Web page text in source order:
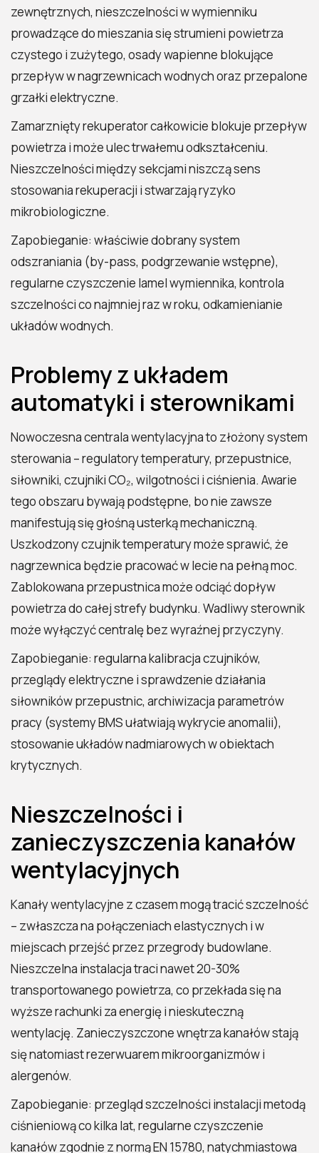
zewnętrznych, nieszczelności w wymienniku
prowadzące do mieszania się strumieni powietrza
czystego i zużytego, osady wapienne blokujące
przepływ w nagrzewnicach wodnych oraz przepalone
grzałki elektryczne.
Zamarznięty rekuperator całkowicie blokuje przepływ
powietrza i może ulec trwałemu odkształceniu.
Nieszczelności między sekcjami niszczą sens
stosowania rekuperacji i stwarzają ryzyko
mikrobiologiczne.
Zapobieganie: właściwie dobrany system
odszraniania (by-pass, podgrzewanie wstępne),
regularne czyszczenie lamel wymiennika, kontrola
szczelności co najmniej raz w roku, odkamienianie
układów wodnych.
Problemy z układem
automatyki i sterownikami
Nowoczesna centrala wentylacyjna to złożony system
sterowania – regulatory temperatury, przepustnice,
siłowniki, czujniki CO₂, wilgotności i ciśnienia. Awarie
tego obszaru bywają podstępne, bo nie zawsze
manifestują się głośną usterką mechaniczną.
Uszkodzony czujnik temperatury może sprawić, że
nagrzewnica będzie pracować w lecie na pełną moc.
Zablokowana przepustnica może odciąć dopływ
powietrza do całej strefy budynku. Wadliwy sterownik
może wyłączyć centralę bez wyraźnej przyczyny.
Zapobieganie: regularna kalibracja czujników,
przeglądy elektryczne i sprawdzenie działania
siłowników przepustnic, archiwizacja parametrów
pracy (systemy BMS ułatwiają wykrycie anomalii),
stosowanie układów nadmiarowych w obiektach
krytycznych.
Nieszczelności i
zanieczyszczenia kanałów
wentylacyjnych
Kanały wentylacyjne z czasem mogą tracić szczelność
– zwłaszcza na połączeniach elastycznych i w
miejscach przejść przez przegrody budowlane.
Nieszczelna instalacja traci nawet 20-30%
transportowanego powietrza, co przekłada się na
wyższe rachunki za energię i nieskuteczną
wentylację. Zanieczyszczone wnętrza kanałów stają
się natomiast rezerwuarem mikroorganizmów i
alergenów.
Zapobieganie: przegląd szczelności instalacji metodą
ciśnieniową co kilka lat, regularne czyszczenie
kanałów zgodnie z normą EN 15780, natychmiastowa